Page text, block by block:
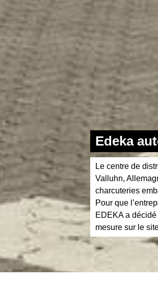
Edeka
Le centre de
Valluhn,
charcuteries
Pour que
EDEKA a
mesure sur le